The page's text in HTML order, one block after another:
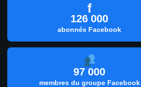
f
126 000
abonnés Facebook
97 000
membres du groupe Facebook